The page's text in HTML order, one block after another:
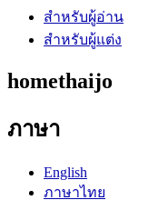
สำหรับผู้อ่าน
สำหรับผู้แต่ง
homethaijo
ภาษา
English
ภาษาไทย